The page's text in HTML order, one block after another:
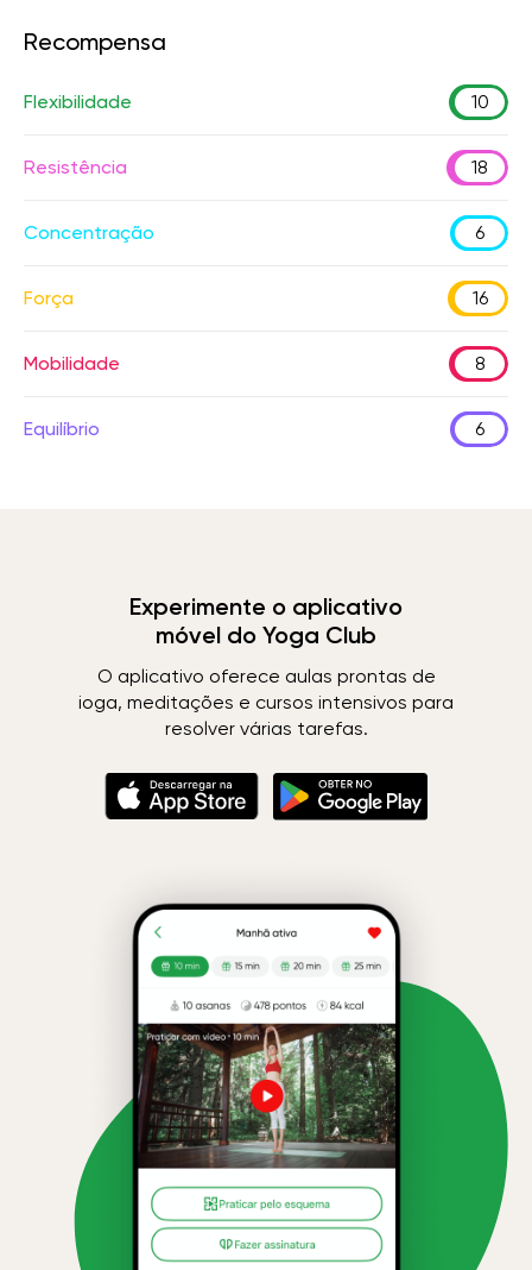
Recompensa
Flexibilidade 10
Resistência 18
Concentração 6
Força 16
Mobilidade 8
Equilíbrio 6
Experimente o aplicativo
móvel do Yoga Club
O aplicativo oferece aulas prontas de
ioga, meditações e cursos intensivos para
resolver várias tarefas.